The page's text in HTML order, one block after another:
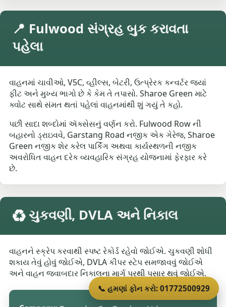
📍 Fulwood સંગ્રહ બુક કરાવતા
પહેલા
વાહનમાં ચાવીઓ, V5C, વ્હીલ્સ, બેટરી, ઉત્પ્રેરક કન્વર્ટર જ્યાં
ફીટ અને મુખ્ય ભાગો છે કે કેમ તે તપાસો. Sharoe Green માટે
ક્વોટ સાથે સંમત થતાં પહેલાં વાહનમાંથી શું ગયું તે કહો.
પછી સાદા શબ્દોમાં ઍક્સેસનું વર્ણન કરો. Fulwood Row ની
બહારનો ડ્રાઇવવે, Garstang Road નજીક એક ગેરેજ, Sharoe
Green નજીક શેર કરેલ પાર્કિંગ અથવા કાર્યસ્થળની નજીક
અવરોધિત વાહન દરેક વ્યવહારિક સંગ્રહ યોજનામાં ફેરફાર કરે
છે.
♻️ ચુકવણી, DVLA અને નિકાલ
વાહનને સ્ક્રેપ કરવાથી સ્પષ્ટ રેકોર્ડ રહેવો જોઈએ. ચુકવણી શોધી
શકાય તેવું હોવું જોઈએ, DVLA કીપર સ્ટેપ સમજાવવું જોઈએ
અને વાહન જવાબદાર નિકાલના માર્ગ પરથી પસાર થવું જોઈએ.
📞 હમણાં ફોન કરો: 01772500929